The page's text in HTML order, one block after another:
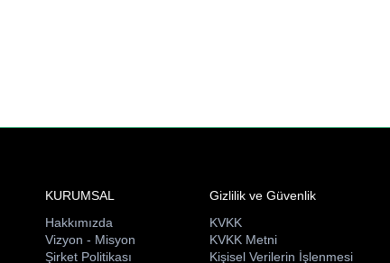
KURUMSAL
Hakkımızda
Vizyon - Misyon
Şirket Politikası
Gizlilik ve Güvenlik
KVKK
KVKK Metni
Kişisel Verilerin İşlenmesi